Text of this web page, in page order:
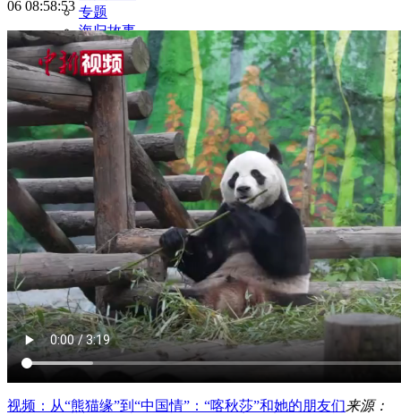
专题
海归故事
民间外交
服务社会
每周访谈
新闻回音
留学生杂志
06 08:58:53
视频：从“熊猫缘”到“中国情”：“喀秋莎”和她的朋友们来源：